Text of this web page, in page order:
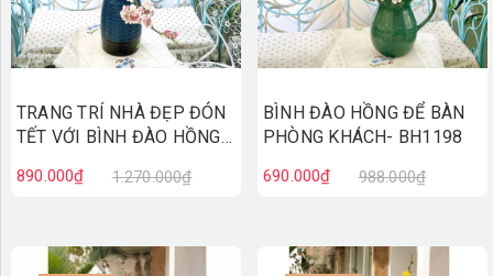
TRANG TRÍ NHÀ ĐẸP ĐÓN
TẾT VỚI BÌNH ĐÀO HỒNG-
890.000₫ 1.270.000₫
BÌNH ĐÀO HỒNG ĐỂ BÀN
PHÒNG KHÁCH- BH1198
690.000₫ 988.000₫